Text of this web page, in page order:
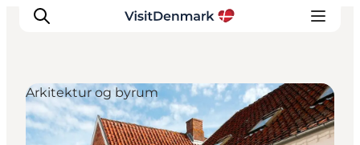
Inspirasjon
Arkitektur og byrum